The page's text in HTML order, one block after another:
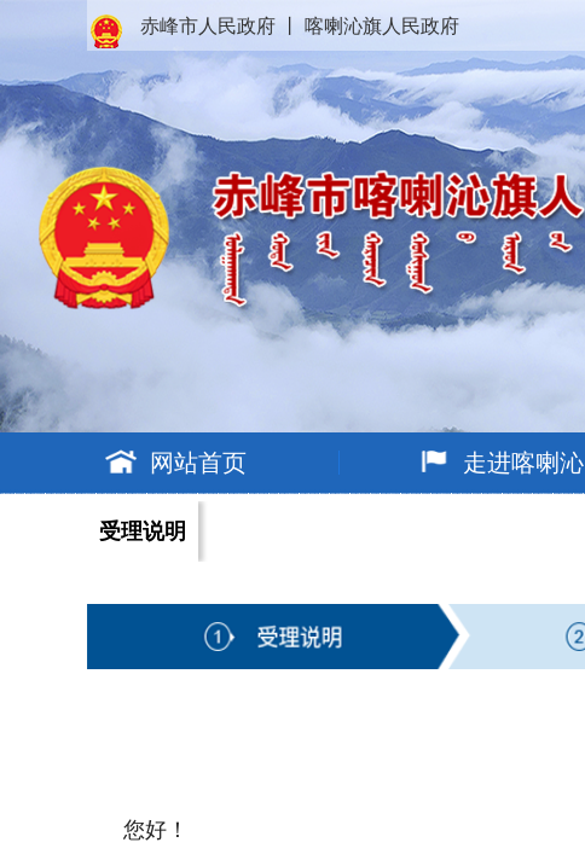
赤峰市人民政府 喀喇沁旗人民政府
网站首页 走进喀喇沁
受理说明
您好！